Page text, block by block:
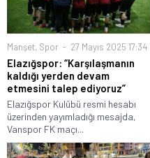
Manşet, Spor 27 Mayıs 2025 17:34
Elazığspor: “Karşılaşmanın
kaldığı yerden devam
etmesini talep ediyoruz”
Elazığspor Kulübü resmi hesabı
üzerinden yayımladığı mesajda,
Vanspor FK maçı...